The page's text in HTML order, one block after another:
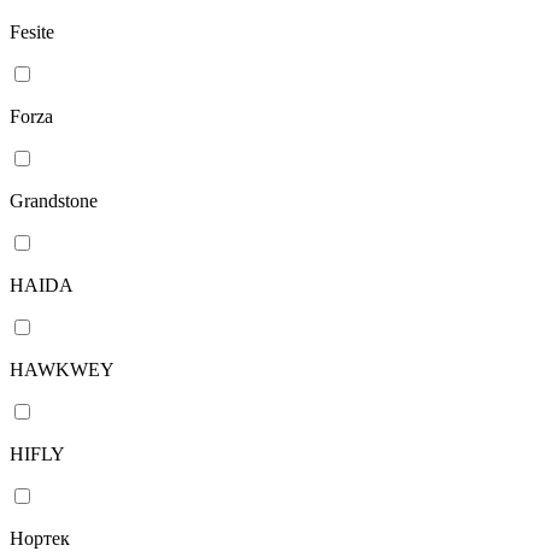
Fesite
Forza
Grandstone
HAIDA
HAWKWEY
HIFLY
Нортек